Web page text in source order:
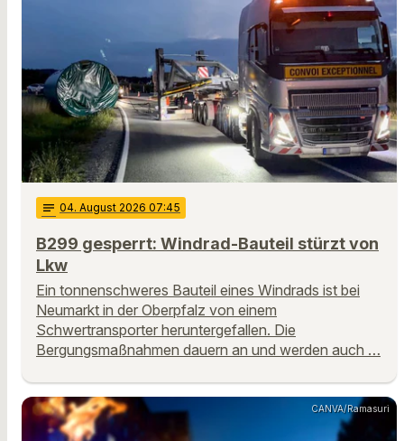
notes 04. August 2026 07:45
B299 gesperrt: Windrad-Bauteil stürzt von
Lkw
Ein tonnenschweres Bauteil eines Windrads ist bei
Neumarkt in der Oberpfalz von einem
Schwertransporter heruntergefallen. Die
Bergungsmaßnahmen dauern an und werden auch …
CANVA/Ramasuri